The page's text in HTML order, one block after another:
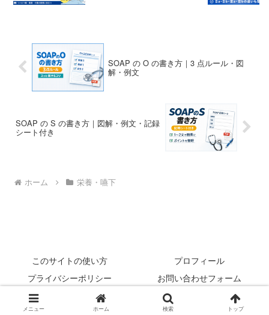
SOAP の O の書き方｜3 点ルール・図
解・例文
SOAP の S の書き方｜図解・例文・記録
シート付き
ホーム 栄養・嚥下
このサイトの使い方
プロフィール
プライバシーポリシー
お問い合わせフォーム
© 2022 rehabilikun.
メニュー ホーム 検索 トップ